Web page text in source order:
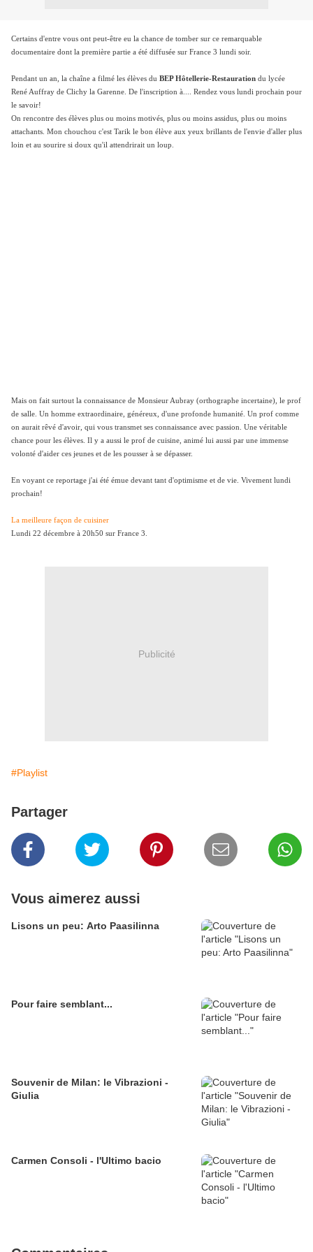
Certains d'entre vous ont peut-être eu la chance de tomber sur ce remarquable
documentaire dont la première partie a été diffusée sur France 3 lundi soir.
Pendant un an, la chaîne a filmé les élèves du BEP Hôtellerie-Restauration du lycée
René Auffray de Clichy la Garenne. De l'inscription à.... Rendez vous lundi prochain pour
le savoir!
On rencontre des élèves plus ou moins motivés, plus ou moins assidus, plus ou moins
attachants. Mon chouchou c'est Tarik le bon élève aux yeux brillants de l'envie d'aller plus
loin et au sourire si doux qu'il attendrirait un loup.
Mais on fait surtout la connaissance de Monsieur Aubray (orthographe incertaine), le prof
de salle. Un homme extraordinaire, généreux, d'une profonde humanité. Un prof comme
on aurait rêvé d'avoir, qui vous transmet ses connaissance avec passion. Une véritable
chance pour les élèves. Il y a aussi le prof de cuisine, animé lui aussi par une immense
volonté d'aider ces jeunes et de les pousser à se dépasser.
En voyant ce reportage j'ai été émue devant tant d'optimisme et de vie. Vivement lundi
prochain!
La meilleure façon de cuisiner
Lundi 22 décembre à 20h50 sur France 3.
Publicité
#Playlist
Partager
Vous aimerez aussi
Lisons un peu: Arto Paasilinna
Pour faire semblant...
Souvenir de Milan: le Vibrazioni -
Giulia
Carmen Consoli - l'Ultimo bacio